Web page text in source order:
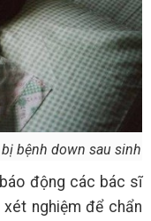
bệnh down sau sinh
động các bác sĩ
nghiệm để chẩn